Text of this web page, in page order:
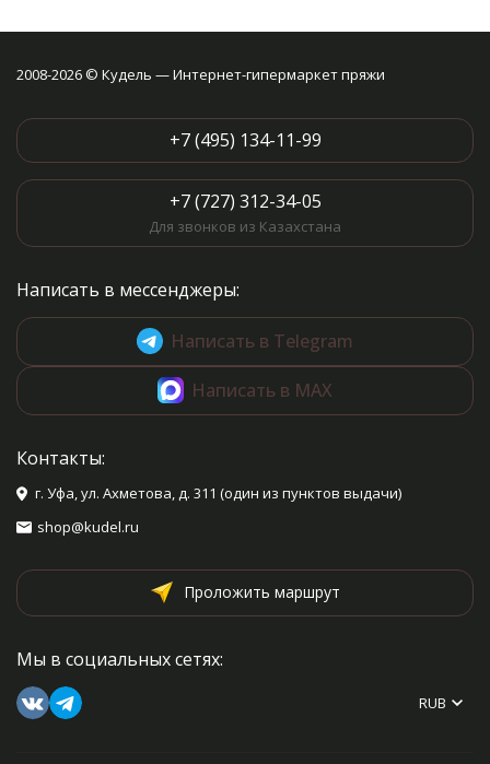
2008-2026 © Кудель — Интернет-гипермаркет пряжи
+7 (495) 134-11-99
+7 (727) 312-34-05
Для звонков из Казахстана
Написать в мессенджеры:
Написать в Telegram
Написать в MAX
Контакты:
г. Уфа, ул. Ахметова, д. 311 (один из пунктов выдачи)
shop@kudel.ru
Проложить маршрут
Мы в социальных сетях:
RUB